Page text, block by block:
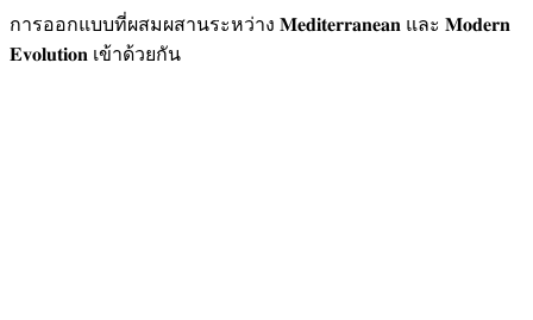
การออกแบบที่ผสมผสานระหว่าง 𝐌𝐞𝐝𝐢𝐭𝐞𝐫𝐫𝐚𝐧𝐞𝐚𝐧 และ 𝐌𝐨𝐝𝐞𝐫𝐧
𝐄𝐯𝐨𝐥𝐮𝐭𝐢𝐨𝐧 เข้าด้วยกัน